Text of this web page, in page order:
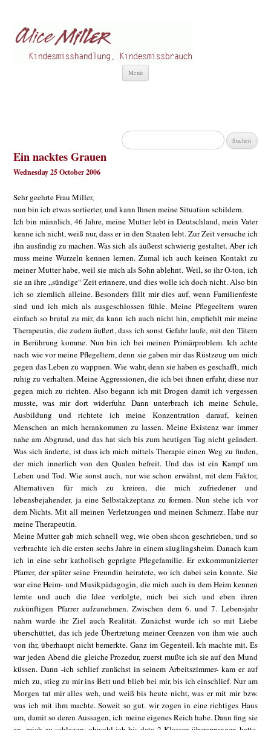
Menü
Suchen
nach:
Ein nacktes Grauen
Wednesday 25 October 2006
Sehr geehrte Frau Miller,
nun bin ich etwas sortierter, und kann Ihnen meine Situation schildern.
Ich bin männlich, 46 Jahre, meine Mutter lebt in Deutschland, mein Vater
kenne ich nicht, weiß nur, dass er in den Staaten lebt. Zur Zeit versuche ich
ihn ausfindig zu machen. Was sich als äußerst schwierig gestaltet. Aber ich
muss meine Wurzeln kennen lernen. Zumal ich auch keinen Kontakt zu
meiner Mutter habe, weil sie mich als Sohn ablehnt. Weil, so ihr O-ton, ich
sie an ihre „sündige“ Zeit erinnere, und dies wolle ich doch nicht. Also bin
ich so ziemlich alleine. Besonders fällt mir dies auf, wenn Familienfeste
sind und ich mich als ausgeschlossen fühle. Meine Pflegeeltern waren
einfach so brutal zu mir, da kann ich auch nicht hin, empfiehlt mir meine
Therapeutin, die zudem äußert, dass ich sonst Gefahr laufe, mit den Tätern
in Berührung komme. Nun bin ich bei meinen Primärproblem. Ich achte
nach wie vor meine Pflegeltern, denn sie gaben mir das Rüstzeug um mich
gegen das Leben zu wappnen. Wie wahr, denn sie haben es geschafft, mich
ruhig zu verhalten. Meine Aggressionen, die ich bei ihnen erfuhr, diese nur
gegen mich zu richten. Also begann ich mit Drogen damit ich vergessen
musste, was mir dort widerfuhr. Dann unterbrach ich meine Schule,
Ausbildung und richtete ich meine Konzentration darauf, keinen
Menschen an mich herankommen zu lassen. Meine Existenz war immer
nahe am Abgrund, und das hat sich bis zum heutigen Tag nicht geändert.
Was sich änderte, ist dass ich mich mittels Therapie einen Weg zu finden,
der mich innerlich von den Qualen befreit. Und das ist ein Kampf um
Leben und Tod. Wie sonst auch, nur wie schon erwähnt, mit dem Faktor,
Alternativen für mich zu kreiren, die mich zufriedener und
lebensbejahender, ja eine Selbstakzeptanz zu formen. Nun stehe ich vor
dem Nichts. Mit all meinen Verletzungen und meinen Schmerz. Habe nur
meine Therapeutin.
Meine Mutter gab mich schnell weg, wie oben shcon geschrieben, und so
verbrachte ich die ersten sechs Jahre in einem säuglingsheim. Danach kam
ich in eine sehr katholisch geprägte Pflegefamilie. Er exkommunizierter
Pfarrer, der später seine Freundin heiratete, wo ich dabei sein konnte. Sie
war eine Heim- und Musikpädagogin, die mich auch in dem Heim kennen
lernte und auch die Idee verfolgte, mich bei sich und eben ihren
zukünftigen Pfarrer aufzunehmen. Zwischen dem 6. und 7. Lebensjahr
nahm wurde ihr Ziel auch Realität. Zunächst wurde ich so mit Liebe
überschüttet, das ich jede Übertretung meiner Grenzen von ihm wie auch
von ihr, überhaupt nicht bemerkte. Ganz im Gegenteil. Ich machte mit. Es
war jeden Abend die gleiche Prozedur, zuerst mußte ich sie auf den Mund
küssen. Dann -ich schlief zunächst in seinem Arbeitszimmer- kam er auf
mich zu, stieg zu mir ins Bett und blieb bei mir, bis ich einschlief. Nur am
Morgen tat mir alles weh, und weiß bis heute nicht, was er mit mir bzw.
was ich mit ihm machte. Soweit so gut. wir zogen in eine richtiges Haus
um, damit so deren Aussagen, ich meine eigenes Reich habe. Dann fing sie